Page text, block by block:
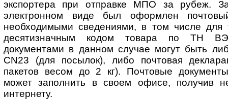
экспортера при отправке МПО за рубеж.
электронном виде был оформлен
необходимыми сведениями, в том числе
десятизначным кодом товара по ТН
документами в данном случае могут быть
CN23 (для посылок), либо почтовая
пакетов весом до 2 кг). Почтовые
может заполнить в своем офисе, получив
интернету.